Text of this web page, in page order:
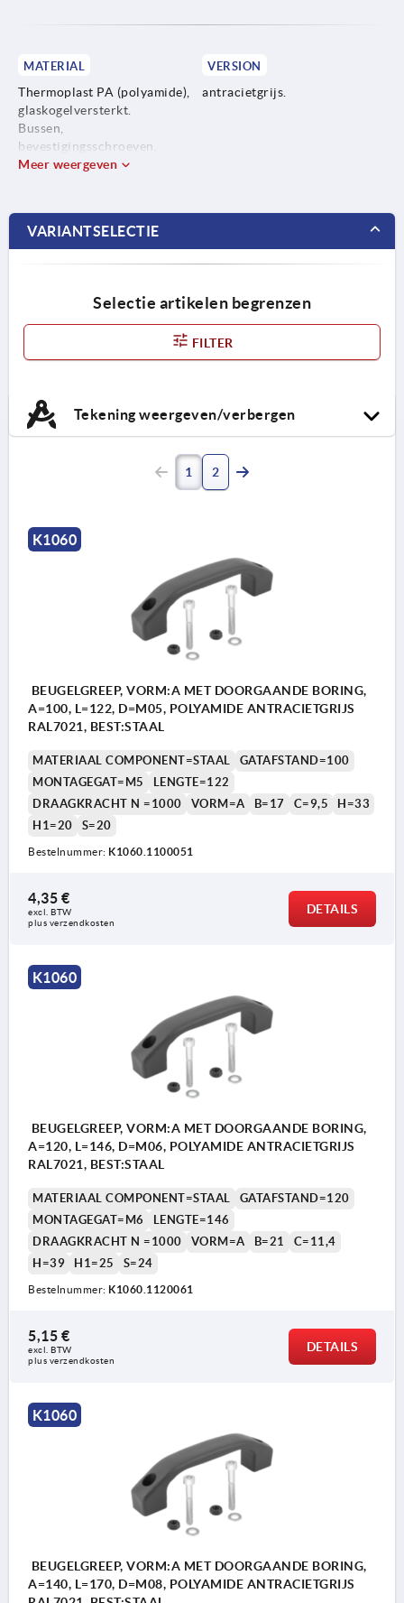
MATERIAL
Thermoplast PA (polyamide),
glaskogelversterkt.
Bussen,
bevestigingsschroeven,
onderlegschijven en moeren
VERSION
antracietgrijs.
Meer weergeven
VARIANTSELECTIE
Selectie artikelen begrenzen
FILTER
Tekening weergeven/verbergen
1 2
K1060
BEUGELGREEP, VORM:A MET DOORGAANDE BORING,
A=100, L=122, D=M05, POLYAMIDE ANTRACIETGRIJS
RAL7021, BEST:STAAL
MATERIAAL COMPONENT=STAAL
GATAFSTAND=100
MONTAGEGAT=M5
LENGTE=122
DRAAGKRACHT N =1000
VORM=A B=17 C=9,5
H=33
H1=20
S=20
Bestelnummer: K1060.1100051
4,35 €
excl. BTW
plus verzendkosten
DETAILS
K1060
BEUGELGREEP, VORM:A MET DOORGAANDE BORING,
A=120, L=146, D=M06, POLYAMIDE ANTRACIETGRIJS
RAL7021, BEST:STAAL
MATERIAAL COMPONENT=STAAL
GATAFSTAND=120
MONTAGEGAT=M6
LENGTE=146
DRAAGKRACHT N =1000
VORM=A B=21
C=11,4
H=39
H1=25 S=24
Bestelnummer: K1060.1120061
5,15 €
excl. BTW
plus verzendkosten
DETAILS
K1060
BEUGELGREEP, VORM:A MET DOORGAANDE BORING,
A=140, L=170, D=M08, POLYAMIDE ANTRACIETGRIJS